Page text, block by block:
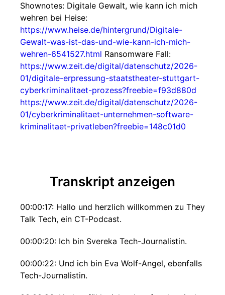
Shownotes: Digitale Gewalt, wie kann ich mich
wehren bei Heise:
https://www.heise.de/hintergrund/Digitale-
Gewalt-was-ist-das-und-wie-kann-ich-mich-
wehren-6541527.html Ransomware Fall:
https://www.zeit.de/digital/datenschutz/2026-
01/digitale-erpressung-staatstheater-stuttgart-
cyberkriminalitaet-prozess?freebie=f93d880d
https://www.zeit.de/digital/datenschutz/2026-
01/cyberkriminalitaet-unternehmen-software-
kriminalitaet-privatleben?freebie=148c01d0
Transkript anzeigen
00:00:17: Hallo und herzlich willkommen zu They
Talk Tech, ein CT-Podcast.
00:00:20: Ich bin Svereka Tech-Journalistin.
00:00:22: Und ich bin Eva Wolf-Angel, ebenfalls
Tech-Journalistin.